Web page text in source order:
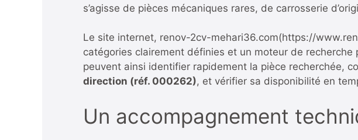
s’agisse de pièces mécaniques rares, de carrosserie
Le site internet, renov-2cv-mehari36.com(https://
catégories clairement définies et un moteur de
peuvent ainsi identifier rapidement la pièce recherchée,
direction (réf. 000262), et vérifier sa disponibilité en
Un accompagnement